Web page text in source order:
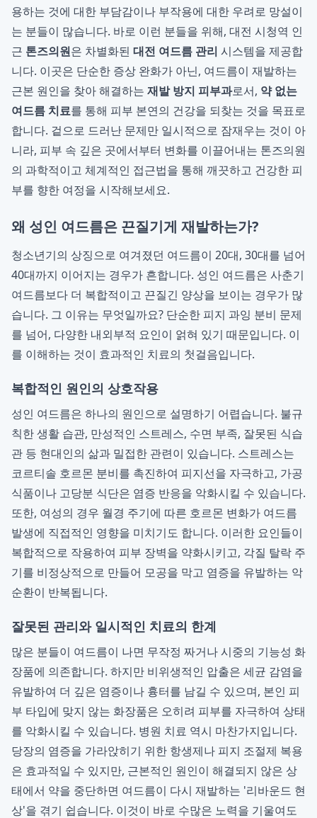
용하는 것에 대한 부담감이나 부작용에 대한 우려로 망설이
는 분들이 많습니다. 바로 이런 분들을 위해, 대전 시청역 인
근 톤즈의원은 차별화된 대전 여드름 관리 시스템을 제공합
니다. 이곳은 단순한 증상 완화가 아닌, 여드름이 재발하는
근본 원인을 찾아 해결하는 재발 방지 피부과로서, 약 없는
여드름 치료를 통해 피부 본연의 건강을 되찾는 것을 목표로
합니다. 겉으로 드러난 문제만 일시적으로 잠재우는 것이 아
니라, 피부 속 깊은 곳에서부터 변화를 이끌어내는 톤즈의원
의 과학적이고 체계적인 접근법을 통해 깨끗하고 건강한 피
부를 향한 여정을 시작해보세요.
왜 성인 여드름은 끈질기게 재발하는가?
청소년기의 상징으로 여겨졌던 여드름이 20대, 30대를 넘어
40대까지 이어지는 경우가 흔합니다. 성인 여드름은 사춘기
여드름보다 더 복합적이고 끈질긴 양상을 보이는 경우가 많
습니다. 그 이유는 무엇일까요? 단순한 피지 과잉 분비 문제
를 넘어, 다양한 내외부적 요인이 얽혀 있기 때문입니다. 이
를 이해하는 것이 효과적인 치료의 첫걸음입니다.
복합적인 원인의 상호작용
성인 여드름은 하나의 원인으로 설명하기 어렵습니다. 불규
칙한 생활 습관, 만성적인 스트레스, 수면 부족, 잘못된 식습
관 등 현대인의 삶과 밀접한 관련이 있습니다. 스트레스는
코르티솔 호르몬 분비를 촉진하여 피지선을 자극하고, 가공
식품이나 고당분 식단은 염증 반응을 악화시킬 수 있습니다.
또한, 여성의 경우 월경 주기에 따른 호르몬 변화가 여드름
발생에 직접적인 영향을 미치기도 합니다. 이러한 요인들이
복합적으로 작용하여 피부 장벽을 약화시키고, 각질 탈락 주
기를 비정상적으로 만들어 모공을 막고 염증을 유발하는 악
순환이 반복됩니다.
잘못된 관리와 일시적인 치료의 한계
많은 분들이 여드름이 나면 무작정 짜거나 시중의 기능성 화
장품에 의존합니다. 하지만 비위생적인 압출은 세균 감염을
유발하여 더 깊은 염증이나 흉터를 남길 수 있으며, 본인 피
부 타입에 맞지 않는 화장품은 오히려 피부를 자극하여 상태
를 악화시킬 수 있습니다. 병원 치료 역시 마찬가지입니다.
당장의 염증을 가라앉히기 위한 항생제나 피지 조절제 복용
은 효과적일 수 있지만, 근본적인 원인이 해결되지 않은 상
태에서 약을 중단하면 여드름이 다시 재발하는 '리바운드 현
상'을 겪기 쉽습니다. 이것이 바로 수많은 노력을 기울여도